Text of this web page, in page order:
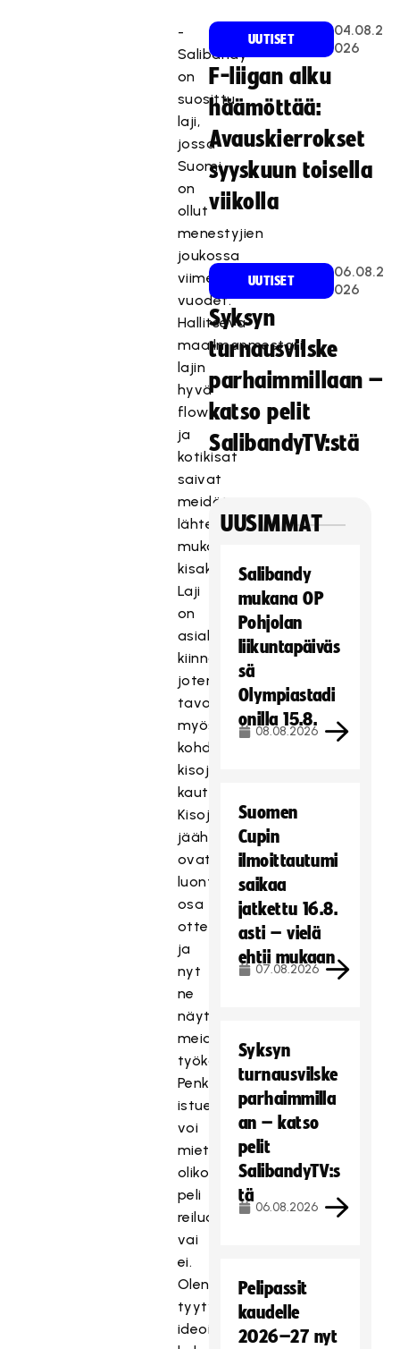
-
Salibandy
on
suosittu
laji,
jossa
Suomi
on
ollut
menestyjien
joukossa
viime
vuodet.
Hallitseva
maailmanmestari,
lajin
hyvä
flow
ja
kotikisat
saivat
meidät
lähtemään
mukaan
kisakumppaniksi.
Laji
on
asiakkaitamme
kiinnostava,
joten
tavoitamme
myös
kohderyhmäämme
kisojen
kautta.
Kisojen
jäähypenkit
ovat
luontainen
osa
ottelutapahtumaa,
ja
nyt
ne
näyttäytyvät
meidän
työkalupakkinamme.
Penkillä
istuessaan
voi
miettiä,
oliko
peli
reilua
vai
ei.
Olen
tyytyväinen
ideoituun
UUTISET
04.08.2
026
F-liigan alku
häämöttää:
Avauskierrokset
syyskuun toisella
viikolla
UUTISET
06.08.2
026
Syksyn
turnausvilske
parhaimmillaan –
katso pelit
SalibandyTV:stä
UUSIMMAT
Salibandy
mukana OP
Pohjolan
liikuntapäiväs
sä
Olympiastadi
onilla 15.8.
08.08.2026
Suomen
Cupin
ilmoittautumi
saikaa
jatkettu 16.8.
asti – vielä
ehtii mukaan
07.08.2026
Syksyn
turnausvilske
parhaimmilla
an – katso
pelit
SalibandyTV:s
tä
06.08.2026
Pelipassit
kaudelle
2026–27 nyt